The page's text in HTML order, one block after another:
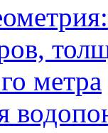
метра